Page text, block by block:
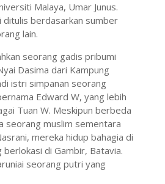
Malaya, Umar Junus.
ditulis berdasarkan sumber
lain.
seorang gadis pribumi
Dasima dari Kampung
istri simpanan seorang
Edward W, yang lebih
Tuan W. Meskipun berbeda
seorang muslim sementara
mereka hidup bahagia di
di Gambir, Batavia.
seorang putri yang